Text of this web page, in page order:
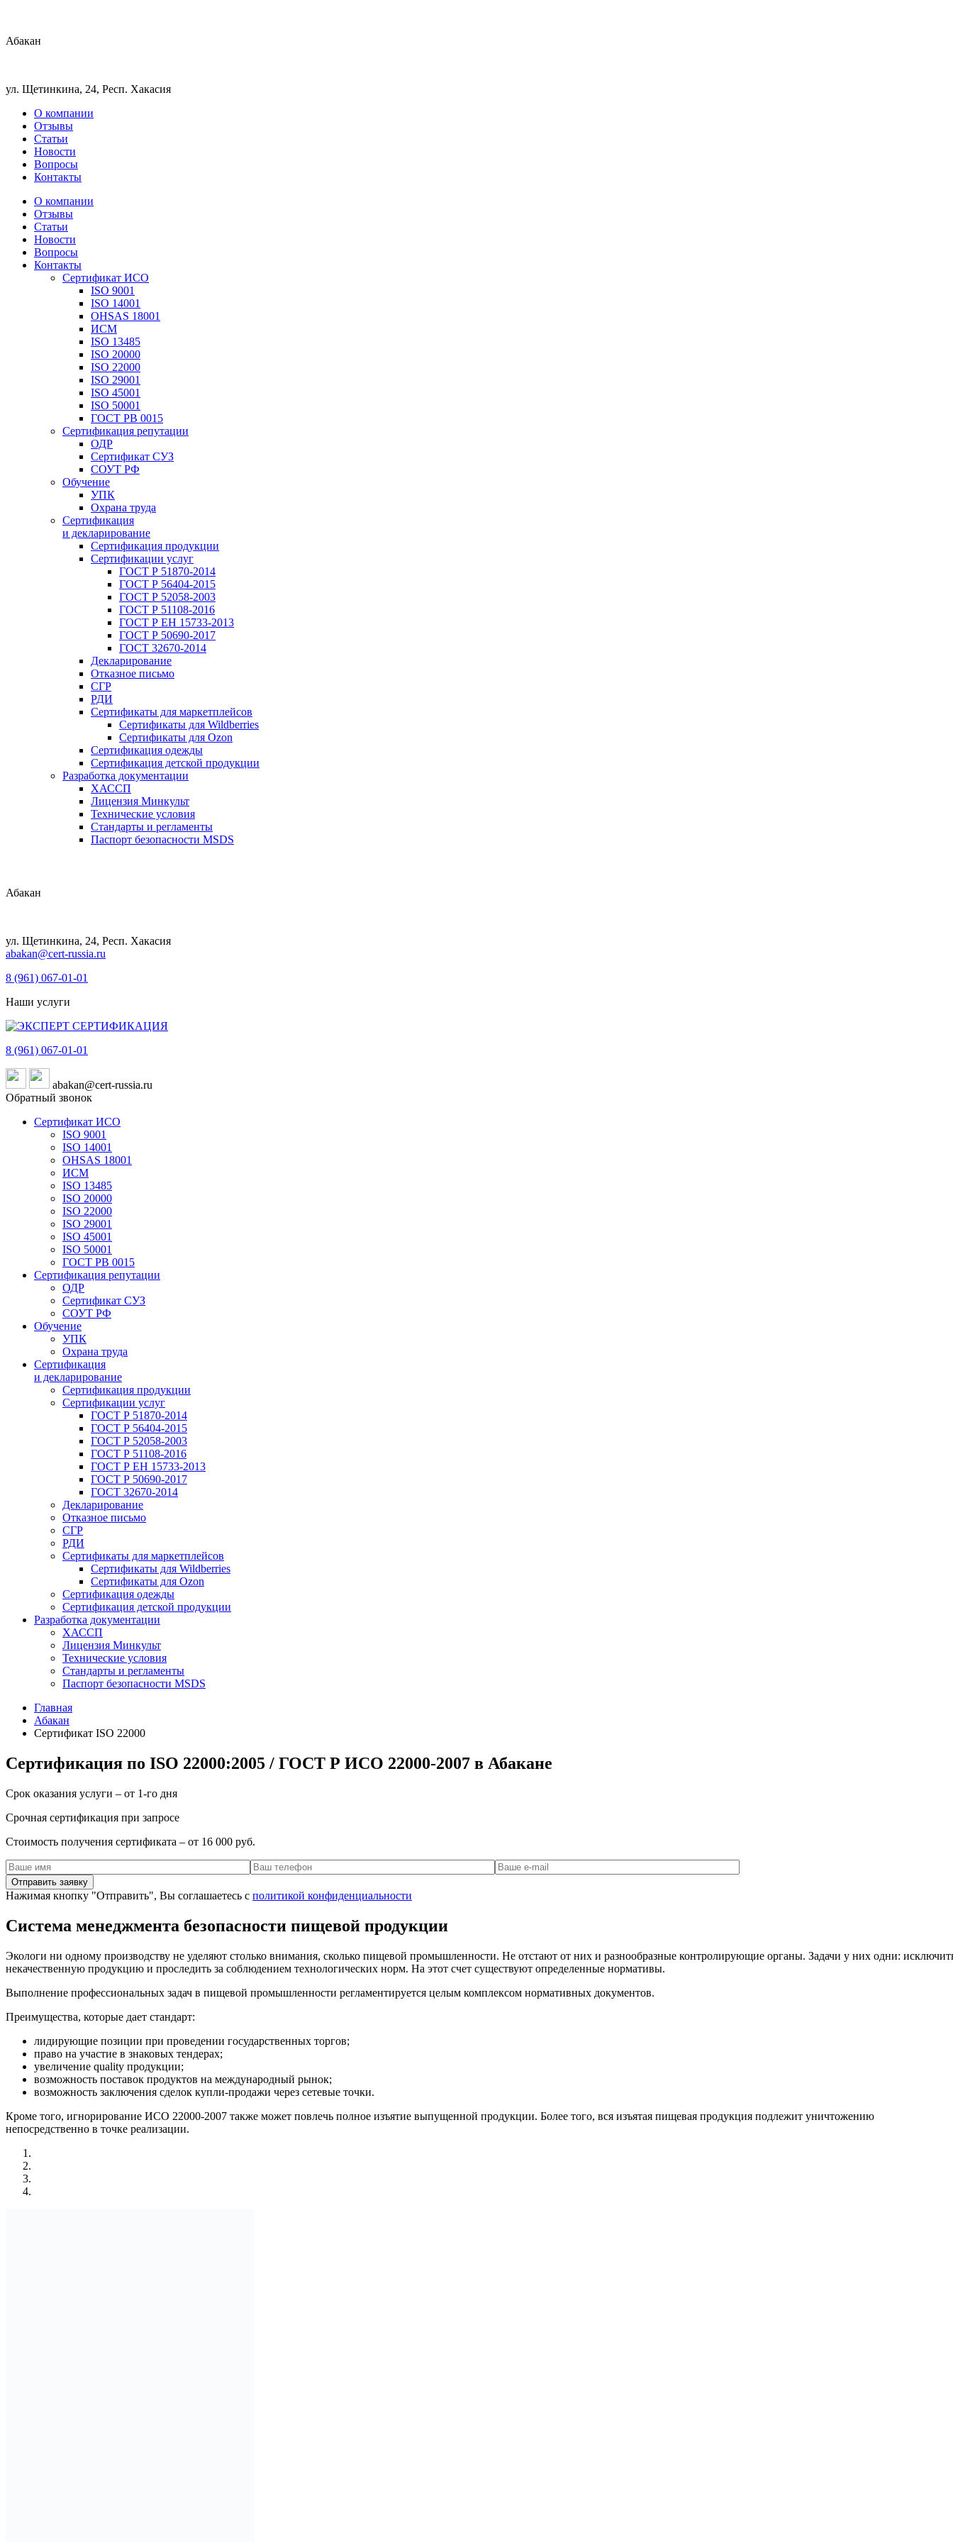
Абакан
ул. Щетинкина, 24, Респ. Хакасия
О компании
Отзывы
Статьи
Новости
Вопросы
Контакты
О компании
Отзывы
Статьи
Новости
Вопросы
Контакты
Сертификат ИСО
ISO 9001
ISO 14001
OHSAS 18001
ИСМ
ISO 13485
ISO 20000
ISO 22000
ISO 29001
ISO 45001
ISO 50001
ГОСТ РВ 0015
Сертификация репутации
ОДР
Сертификат СУЗ
СОУТ РФ
Обучение
УПК
Охрана труда
Сертификация
и декларирование
Сертификация продукции
Сертификации услуг
ГОСТ Р 51870-2014
ГОСТ Р 56404-2015
ГОСТ Р 52058-2003
ГОСТ Р 51108-2016
ГОСТ Р ЕН 15733-2013
ГОСТ Р 50690-2017
ГОСТ 32670-2014
Декларирование
Отказное письмо
СГР
РДИ
Сертификаты для маркетплейсов
Сертификаты для Wildberries
Сертификаты для Ozon
Сертификация одежды
Сертификация детской продукции
Разработка документации
ХАССП
Лицензия Минкульт
Технические условия
Стандарты и регламенты
Паспорт безопасности MSDS
Абакан
ул. Щетинкина, 24, Респ. Хакасия
abakan@cert-russia.ru
8 (961) 067-01-01
Наши услуги
8 (961) 067-01-01
abakan@cert-russia.ru
Обратный звонок
Сертификат ИСО
ISO 9001
ISO 14001
OHSAS 18001
ИСМ
ISO 13485
ISO 20000
ISO 22000
ISO 29001
ISO 45001
ISO 50001
ГОСТ РВ 0015
Сертификация репутации
ОДР
Сертификат СУЗ
СОУТ РФ
Обучение
УПК
Охрана труда
Сертификация
и декларирование
Сертификация продукции
Сертификации услуг
ГОСТ Р 51870-2014
ГОСТ Р 56404-2015
ГОСТ Р 52058-2003
ГОСТ Р 51108-2016
ГОСТ Р ЕН 15733-2013
ГОСТ Р 50690-2017
ГОСТ 32670-2014
Декларирование
Отказное письмо
СГР
РДИ
Сертификаты для маркетплейсов
Сертификаты для Wildberries
Сертификаты для Ozon
Сертификация одежды
Сертификация детской продукции
Разработка документации
ХАССП
Лицензия Минкульт
Технические условия
Стандарты и регламенты
Паспорт безопасности MSDS
Главная
Абакан
Сертификат ISO 22000
Сертификация по ISO 22000:2005 / ГОСТ Р ИСО 22000-2007 в Абакане
Срок оказания услуги – от 1-го дня
Срочная сертификация при запросе
Стоимость получения сертификата – от 16 000 руб.
Нажимая кнопку "Отправить", Вы соглашаетесь с политикой конфиденциальности
Система менеджмента безопасности пищевой продукции
Экологи ни одному производству не уделяют столько внимания, сколько пищевой промышленности. Не отстают от них и разнообразные контролирующие органы. Задачи у них одни:
некачественную продукцию и проследить за соблюдением технологических норм. На этот счет существуют определенные нормативы.
Выполнение профессиональных задач в пищевой промышленности регламентируется целым комплексом нормативных документов.
Преимущества, которые дает стандарт:
лидирующие позиции при проведении государственных торгов;
право на участие в знаковых тендерах;
увеличение quality продукции;
возможность поставок продуктов на международный рынок;
возможность заключения сделок купли-продажи через сетевые точки.
Кроме того, игнорирование ИСО 22000-2007 также может повлечь полное изъятие выпущенной продукции. Более того, вся изъятая пищевая продукция подлежит уничтожению
непосредственно в точке реализации.